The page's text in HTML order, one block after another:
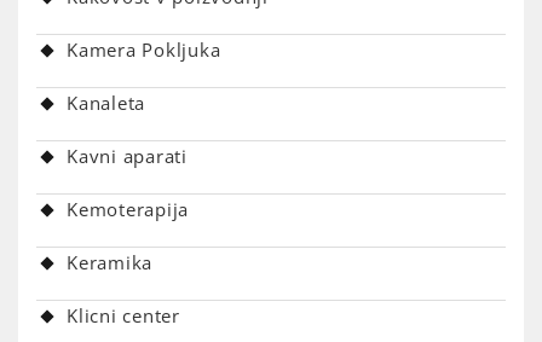
Kamera Pokljuka
Kanaleta
Kavni aparati
Kemoterapija
Keramika
Klicni center